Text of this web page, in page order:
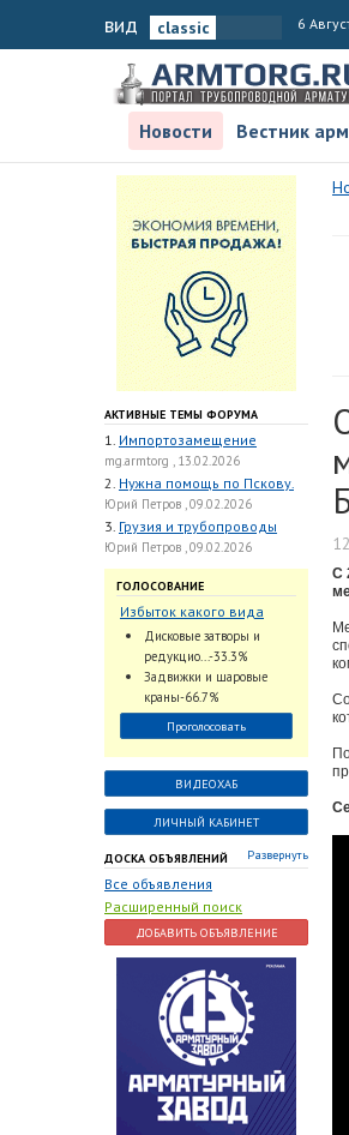
вид 6
Новости
Вестник
АКТИВНЫЕ ТЕМЫ ФОРУМА
1. Импортозамещение
mg.armtorg , 13.02.2026
2. Нужна помощь по Пскову.
Юрий Петров , 09.02.2026
3. Грузия и трубопроводы
Юрий Петров , 09.02.2026
ГОЛОСОВАНИЕ
Избыток какого вида
трубопроводной
арматуры наблюдается
на Российском рынке с
2024 по 2026 годы?
Дисковые затворы и
редукцио...-33.3%
Задвижки и шаровые
краны-66.7%
Проголосовать
ВИДЕОХАБ
ЛИЧНЫЙ КАБИНЕТ
ДОСКА ОБЪЯВЛЕНИЙ Развернуть
Все объявления
Расширенный поиск
ДОБАВИТЬ ОБЪЯВЛЕНИЕ
С